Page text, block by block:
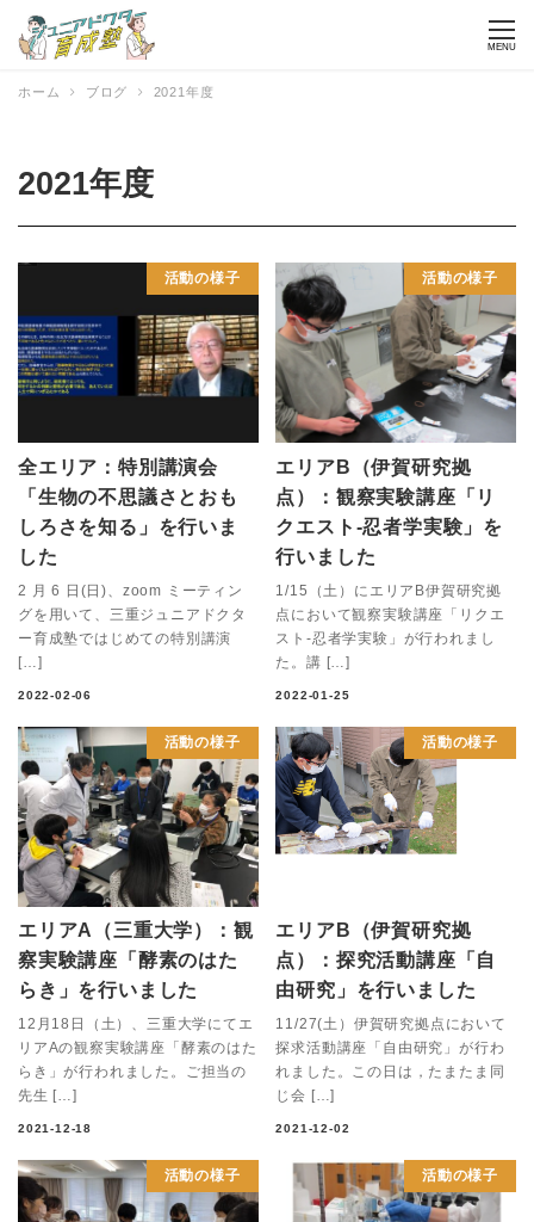
MENU
ホーム ブログ 2021年度
2021年度
活動の様子
全エリア：特別講演会
「生物の不思議さとおも
しろさを知る」を行いま
した
2 月 6 日(日)、zoom ミーティン
グを用いて、三重ジュニアドクタ
ー育成塾ではじめての特別講演
[…]
2022-02-06
活動の様子
エリアB（伊賀研究拠
点）：観察実験講座「リ
クエスト‐忍者学実験」を
行いました
1/15（土）にエリアB伊賀研究拠
点において観察実験講座「リクエ
スト‐忍者学実験」が行われまし
た。講 […]
2022-01-25
活動の様子
エリアA（三重大学）：観
察実験講座「酵素のはた
らき」を行いました
12月18日（土）、三重大学にてエ
リアAの観察実験講座「酵素のはた
らき」が行われました。ご担当の
先生 […]
2021-12-18
活動の様子
エリアB（伊賀研究拠
点）：探究活動講座「自
由研究」を行いました
11/27(土）伊賀研究拠点において
探求活動講座「自由研究」が行わ
れました。この日は，たまたま同
じ会 […]
2021-12-02
活動の様子 活動の様子